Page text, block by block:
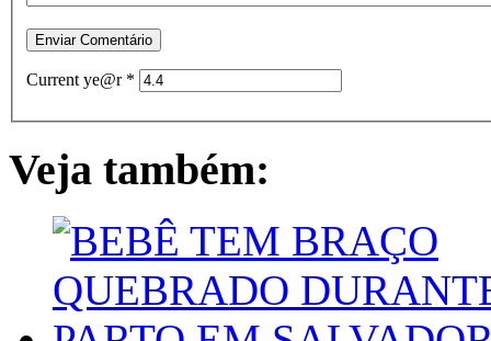
Current ye@r *
Veja também: